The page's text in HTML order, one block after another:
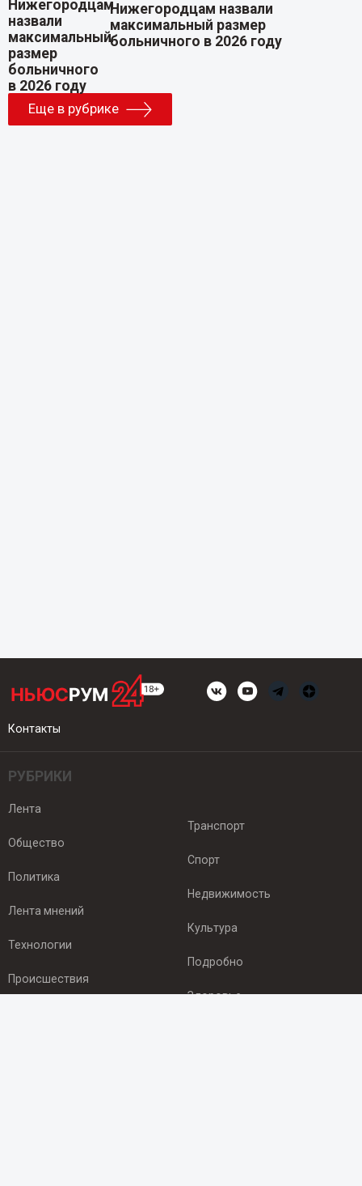
Нижегородцам назвали
максимальный размер
больничного в 2026 году
Еще в рубрике
Контакты
РУБРИКИ
Лента
Общество
Политика
Лента мнений
Технологии
Происшествия
Транспорт
Спорт
Недвижимость
Культура
Подробно
Здоровье